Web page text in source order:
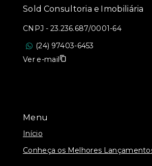
Menu
Início
Conheça os Melhores
Sold Consultoria e Imobiliária
CNPJ - 23.236.687/0001-64
(24) 97403-6453
Ver e-mail